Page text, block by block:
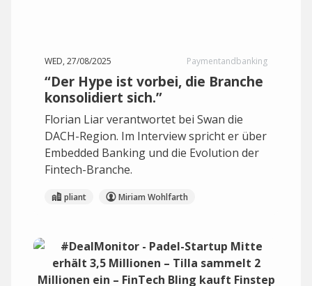
WED, 27/08/2025 Paymentandbanking
“Der Hype ist vorbei, die Branche
konsolidiert sich.”
Florian Liar verantwortet bei Swan die
DACH-Region. Im Interview spricht er über
Embedded Banking und die Evolution der
Fintech-Branche.
pliant Miriam Wohlfarth